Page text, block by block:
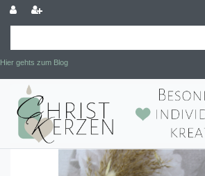
Hier gehts zum Blog